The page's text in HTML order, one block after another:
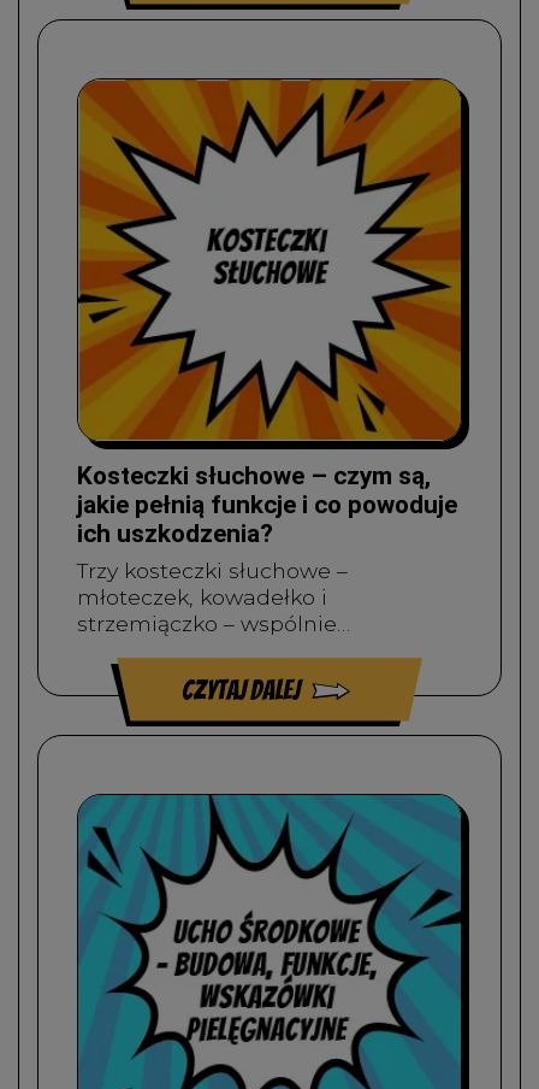
Kosteczki słuchowe – czym są,
jakie pełnią funkcje i co powoduje
ich uszkodzenia?
Trzy kosteczki słuchowe –
młoteczek, kowadełko i
strzemiączko – wspólnie…
czytaj dalej